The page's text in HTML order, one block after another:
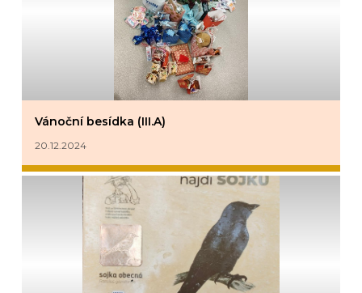
Vánoční besídka (III.A)
20.12.2024